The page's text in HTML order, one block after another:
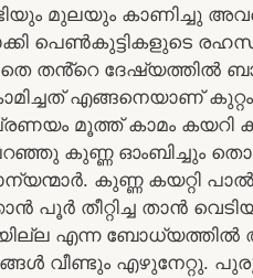
മുലയും കാണിച്ചു
പെൺകുട്ടികളുടെ
തൻ്റെ ദേഷ്യത്തിൽ
കാമിച്ചത് എങ്ങനെയാണ്
മൂത്ത് കാമം കയറി
കുണ്ണ ഓംബിച്ചും
കുണ്ണ കയറ്റി
പൂർ തീറ്റിച്ച താൻ
എന്ന ബോധ്യത്തിൽ
വീണ്ടും